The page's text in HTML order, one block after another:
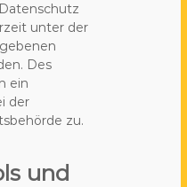
unter der
Des
ein
der
zu.
und